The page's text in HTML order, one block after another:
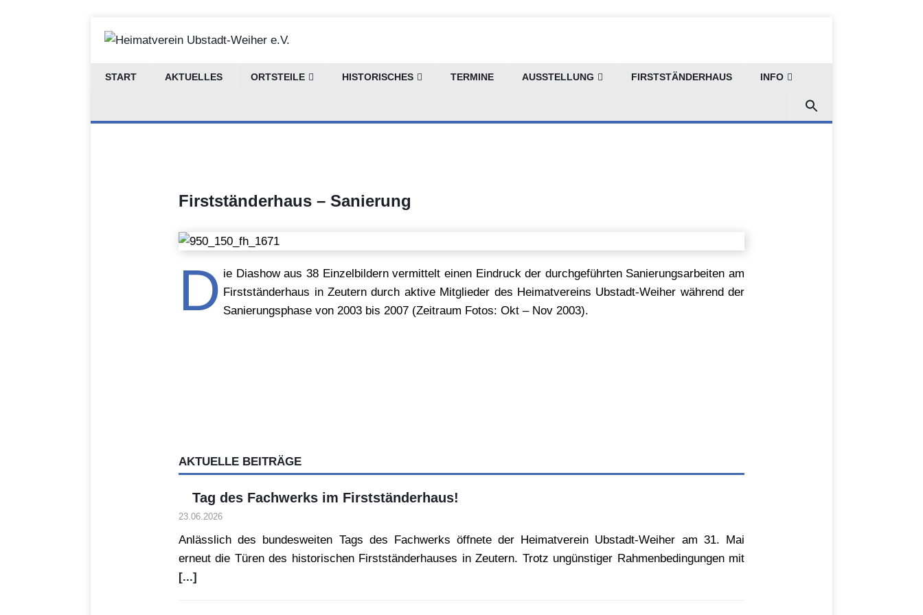
START AKTUELLES ORTSTEILE HISTORISCHES TERMINE AUSSTELLUNG FIRSTSTÄNDERHAUS INFO
Firstständerhaus – Sanierung
D ie Diashow aus 38 Einzelbildern vermittelt einen Eindruck der durchgeführten Sanierungsarbeiten am
Firstständerhaus in Zeutern durch aktive Mitglieder des Heimatvereins Ubstadt-Weiher während der
Sanierungsphase von 2003 bis 2007 (Zeitraum Fotos: Okt – Nov 2003).
AKTUELLE BEITRÄGE
Tag des Fachwerks im Firstständerhaus!
23.06.2026
Anlässlich des bundesweiten Tags des Fachwerks öffnete der Heimatverein Ubstadt-Weiher am 31. Mai
erneut die Türen des historischen Firstständerhauses in Zeutern. Trotz ungünstiger Rahmenbedingungen mit
[...]